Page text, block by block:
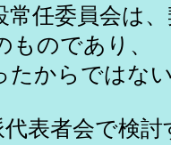
員会は、
のであり、
らではな
代表者会で検